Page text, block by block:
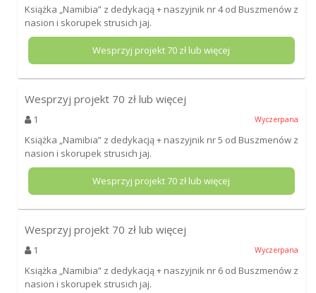
Książka „Namibia” z dedykacją + naszyjnik nr 4 od Buszmenów z
nasion i skorupek strusich jaj.
Wesprzyj projekt70 zł lub więcej
Wesprzyj projekt 70 zł lub więcej
1 Wyczerpana
Książka „Namibia” z dedykacją + naszyjnik nr 5 od Buszmenów z
nasion i skorupek strusich jaj.
Wesprzyj projekt70 zł lub więcej
Wesprzyj projekt 70 zł lub więcej
1 Wyczerpana
Książka „Namibia” z dedykacją + naszyjnik nr 6 od Buszmenów z
nasion i skorupek strusich jaj.